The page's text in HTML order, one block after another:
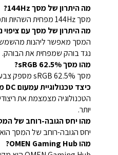
מה היתרון של מסך 144Hz?
מסך 144Hz מפחית השהיות ותמונות מטושטשות.
מה היתרון של מסך עם ציפוי
המסך מאפשר ליהנות מהשמש
נגד בוהק שמפחית את הבוהק.
מהו מסך 62.5% sRGB?
מסך 62.5% sRGB מספק צבע ברור.
כיצד טכנולוגיית עמעום DC משפיעה על המסך?
הטכנולוגיה מצמצמת את
יותר.
מהו יחס הגובה-רוחב של
יחס הגובה-רוחב של המסך הוא 16:9.
מהו OMEN Gaming Hub?